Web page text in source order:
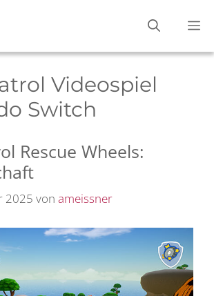
Videospiel
Switch
Rescue Wheels:
2025 von ameissner